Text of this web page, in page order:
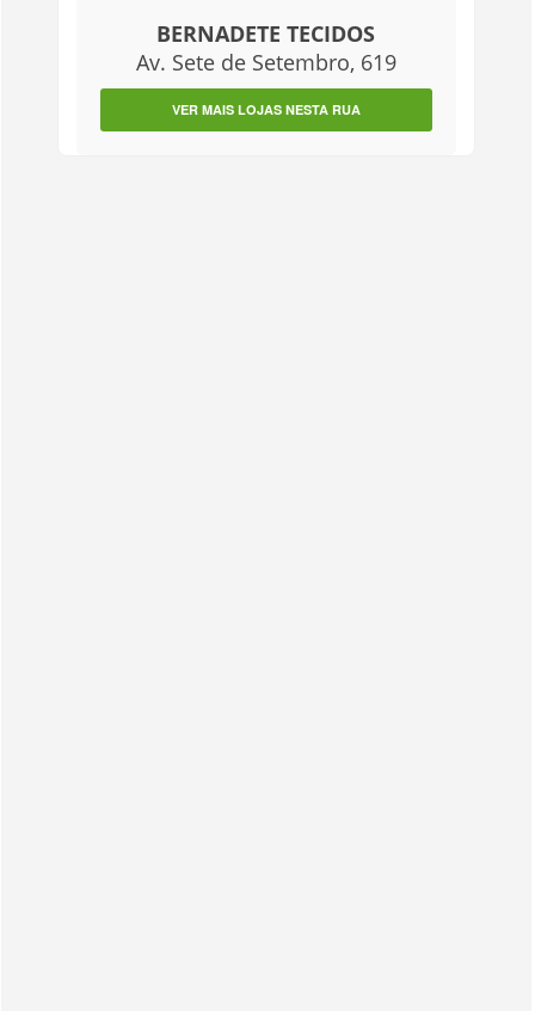
BERNADETE TECIDOS
Av. Sete de Setembro, 619
VER MAIS LOJAS NESTA RUA